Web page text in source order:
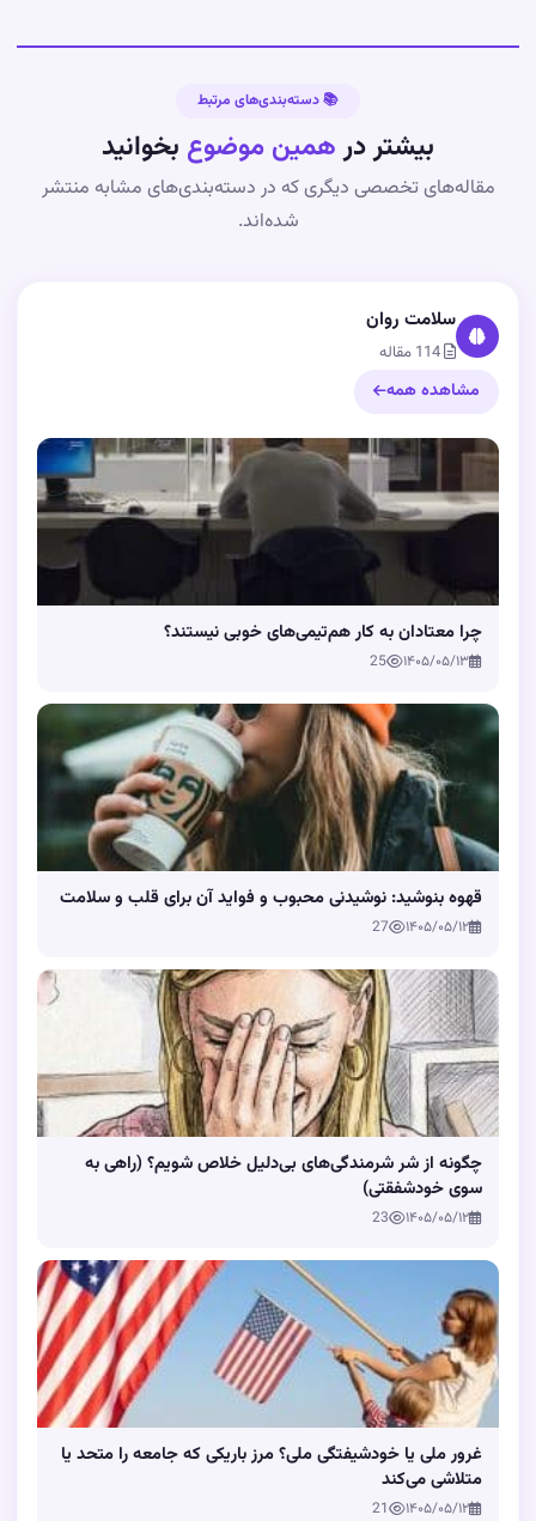
📚 دسته‌بندی‌های مرتبط
بیشتر درهمین موضوع بخوانید
مقاله‌های تخصصی دیگری که در دسته‌بندی‌های مشابه منتشر
شده‌اند.
سلامت روان
مشاهده همه
چرا معتادان به کار هم‌تیمی‌های خوبی نیستند؟
۱۴۰۵/۰۵/۱۳ 25
قهوه بنوشید: نوشیدنی محبوب و فواید آن برای قلب و سلامت
۱۴۰۵/۰۵/۱۲ 27
چگونه از شر شرمندگی‌های بی‌دلیل خلاص شویم؟ (راهی به
سوی خودشفقتی)
۱۴۰۵/۰۵/۱۲ 23
غرور ملی یا خودشیفتگی ملی؟ مرز باریکی که جامعه را متحد یا
متلاشی می‌کند
۱۴۰۵/۰۵/۱۲ 21